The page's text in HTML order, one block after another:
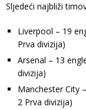
Sljedeći najbliži
Liverpool – 19
Prva divizija)
Arsenal – 13
divizija)
Manchester City
2 Prva divizija)